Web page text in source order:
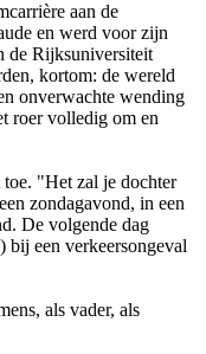
aan de
en werd voor zijn
de Rijksuniversiteit
kortom: de wereld
onverwachte wending
roer volledig om en
toe. "Het zal je dochter
zondagavond, in een
De volgende dag
bij een verkeersongeval
als vader, als